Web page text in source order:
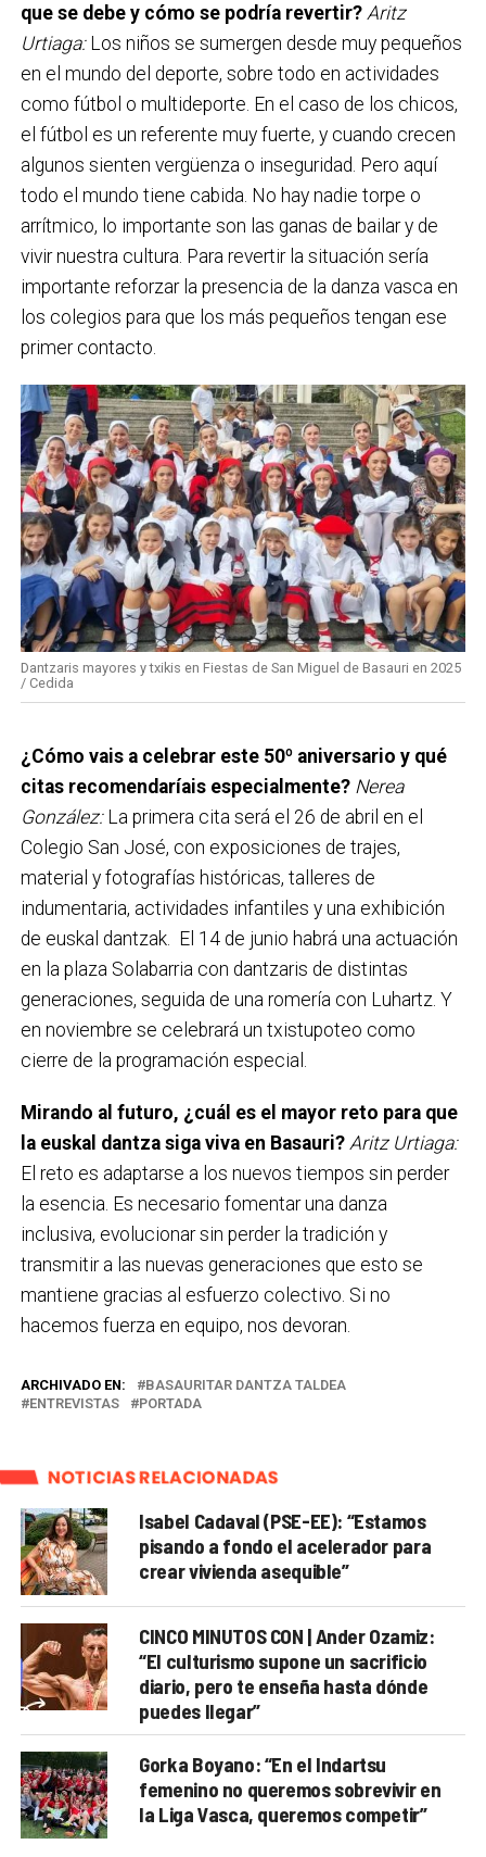
que se debe y cómo se podría revertir? Aritz
Urtiaga:Los niños se sumergen desde muy pequeños
en el mundo del deporte, sobre todo en actividades
como fútbol o multideporte. En el caso de los chicos,
el fútbol es un referente muy fuerte, y cuando crecen
algunos sienten vergüenza o inseguridad. Pero aquí
todo el mundo tiene cabida. No hay nadie torpe o
arrítmico, lo importante son las ganas de bailar y de
vivir nuestra cultura. Para revertir la situación sería
importante reforzar la presencia de la danza vasca en
los colegios para que los más pequeños tengan ese
primer contacto.
Dantzaris mayores y txikis en Fiestas de San Miguel de Basauri en 2025
/ Cedida
¿Cómo vais a celebrar este 50º aniversario y qué
citas recomendaríais especialmente? Nerea
González:La primera cita será el 26 de abril en el
Colegio San José, con exposiciones de trajes,
material y fotografías históricas, talleres de
indumentaria, actividades infantiles y una exhibición
de euskal dantzak. El 14 de junio habrá una actuación
en la plaza Solabarria con dantzaris de distintas
generaciones, seguida de una romería con Luhartz. Y
en noviembre se celebrará un txistupoteo como
cierre de la programación especial.
Mirando al futuro, ¿cuál es el mayor reto para que
la euskal dantza siga viva en Basauri? Aritz Urtiaga:
El reto es adaptarse a los nuevos tiempos sin perder
la esencia. Es necesario fomentar una danza
inclusiva, evolucionar sin perder la tradición y
transmitir a las nuevas generaciones que esto se
mantiene gracias al esfuerzo colectivo. Si no
hacemos fuerza en equipo, nos devoran.
ARCHIVADO EN:
BASAURITAR DANTZA TALDEA
ENTREVISTAS
PORTADA
NOTICIAS RELACIONADAS
Isabel Cadaval (PSE-EE): “Estamos
pisando a fondo el acelerador para
crear vivienda asequible”
CINCO MINUTOS CON | Ander Ozamiz:
“El culturismo supone un sacrificio
diario, pero te enseña hasta dónde
puedes llegar”
Gorka Boyano: “En el Indartsu
femenino no queremos sobrevivir en
la Liga Vasca, queremos competir”